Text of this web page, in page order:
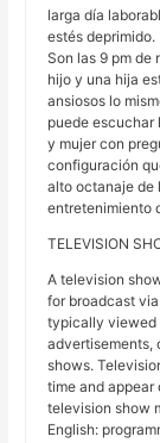
larga día
estés deprimido.
Son las 9 pm de
hijo y una hija
ansiosos lo
puede escuchar
y mujer con
configuración
alto octanaje de
entretenimiento
TELEVISION
A television
for broadcast
typically viewed
advertisements,
shows.
time and appear
television show
English: